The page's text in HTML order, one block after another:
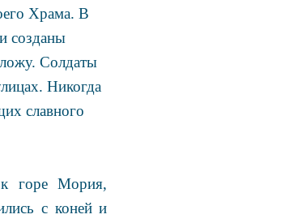
Храма. В
созданы
Солдаты
Никогда
славного
горе Мория,
с коней и